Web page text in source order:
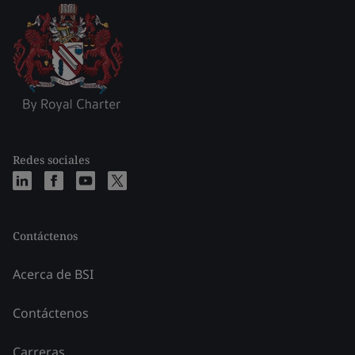
Redes sociales
Contáctenos
Acerca de BSI
Contáctenos